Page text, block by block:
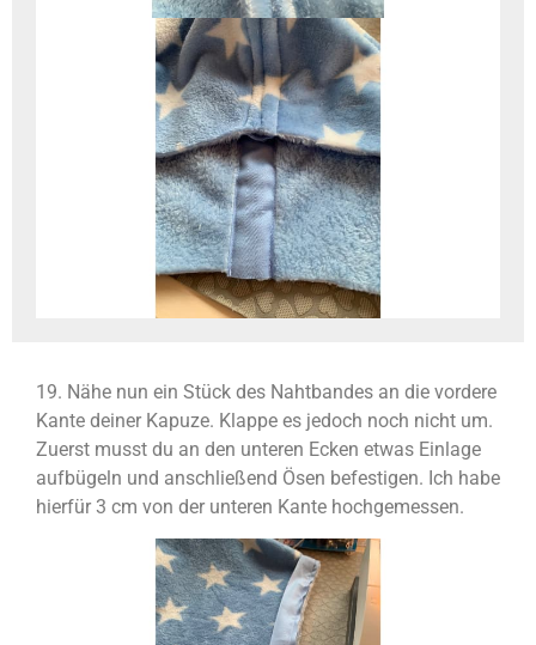
19. Nähe nun ein Stück des Nahtbandes an die vordere
Kante deiner Kapuze. Klappe es jedoch noch nicht um.
Zuerst musst du an den unteren Ecken etwas Einlage
aufbügeln und anschließend Ösen befestigen. Ich habe
hierfür 3 cm von der unteren Kante hochgemessen.